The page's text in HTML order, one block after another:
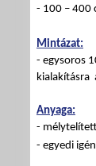
- 100 – 400
Mintázat:
- egysoros
kialakításra
Anyaga:
-
- egyedi